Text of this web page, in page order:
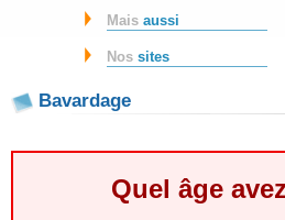
Maisaussi
Nossites
Bavardage
Quel âge